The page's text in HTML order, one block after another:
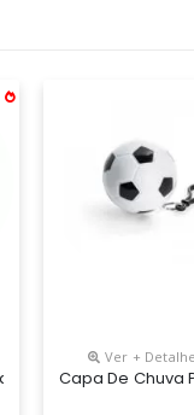
- G2 - G3 . Cor :
Capa De Chuva E
Personalizada,
Ver +
Capa De Chuva